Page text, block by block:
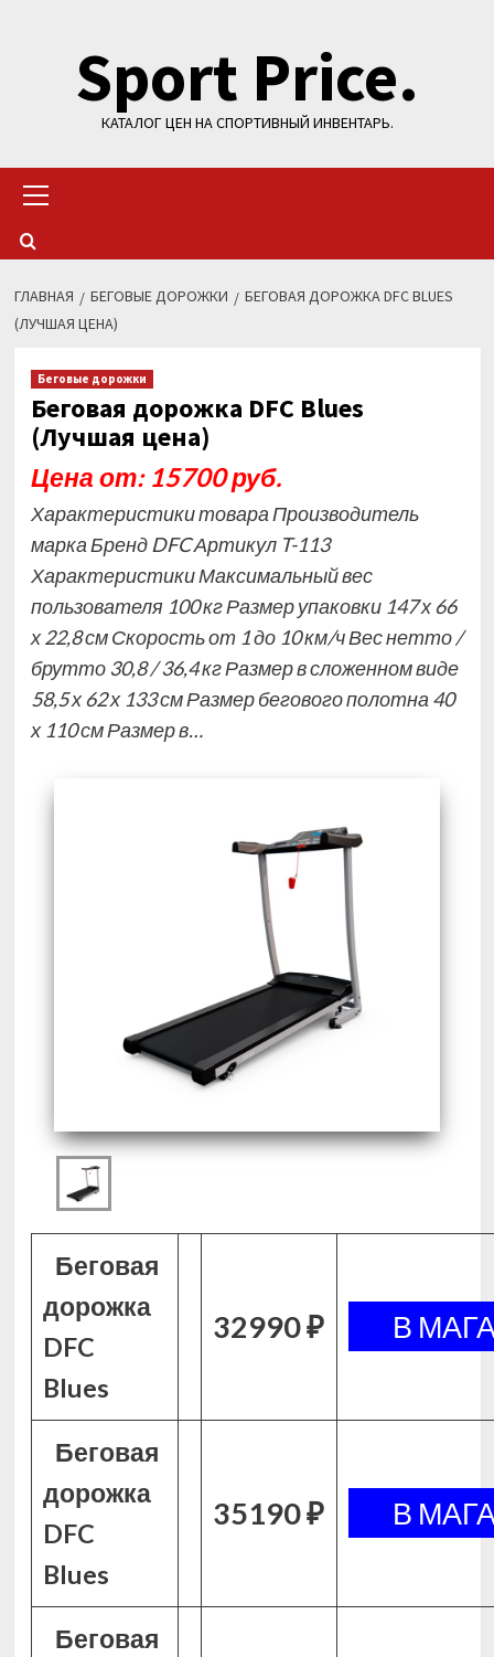
содержимомуSport Price.
КАТАЛОГ ЦЕН НА СПОРТИВНЫЙ ИНВЕНТАРЬ.
меню
ГЛАВНАЯ БЕГОВЫЕ ДОРОЖКИ
БЕГОВАЯ ДОРОЖКА DFC BLUES
(ЛУЧШАЯ ЦЕНА)
Беговые дорожки
Беговая дорожка DFC Blues
(Лучшая цена)
Цена от: 15700 руб.
Характеристики товара Производитель
марка Бренд DFC Артикул T-113
Характеристики Максимальный вес
пользователя 100 кг Размер упаковки 147 х 66
х 22,8 см Скорость от 1 до 10 км/ч Вес нетто /
брутто 30,8 / 36,4 кг Размер в сложенном виде
58,5 х 62 х 133 см Размер бегового полотна 40
х 110 см Размер в…
Беговая
дорожка
DFC
Blues
32990 ₽
Беговая
дорожка
DFC
Blues
35190 ₽
Беговая